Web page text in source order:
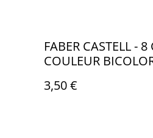
FABER CASTELL - 8
COULEUR
3,50 €